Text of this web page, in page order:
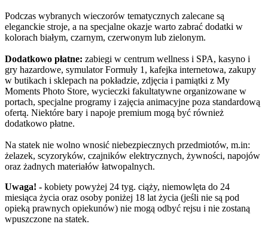
Podczas wybranych wieczorów tematycznych zalecane są
eleganckie stroje, a na specjalne okazje warto zabrać dodatki w
kolorach białym, czarnym, czerwonym lub zielonym.
Dodatkowo płatne: zabiegi w centrum wellness i SPA, kasyno i
gry hazardowe, symulator Formuły 1, kafejka internetowa, zakupy
w butikach i sklepach na pokładzie, zdjęcia i pamiątki z My
Moments Photo Store, wycieczki fakultatywne organizowane w
portach, specjalne programy i zajęcia animacyjne poza standardową
ofertą. Niektóre bary i napoje premium mogą być również
dodatkowo płatne.
Na statek nie wolno wnosić niebezpiecznych przedmiotów, m.in:
żelazek, scyzoryków, czajników elektrycznych, żywności, napojów
oraz żadnych materiałów łatwopalnych.
Uwaga! - kobiety powyżej 24 tyg. ciąży, niemowlęta do 24
miesiąca życia oraz osoby poniżej 18 lat życia (jeśli nie są pod
opieką prawnych opiekunów) nie mogą odbyć rejsu i nie zostaną
wpuszczone na statek.